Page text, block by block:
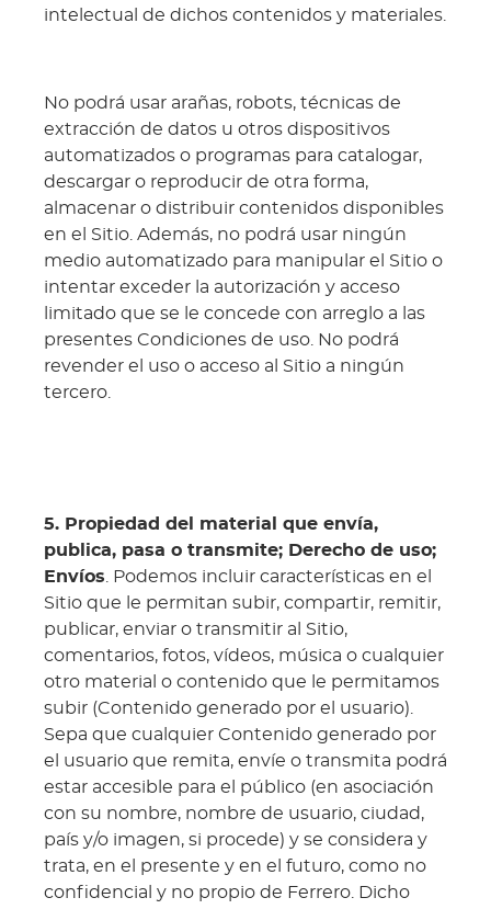
intelectual de dichos contenidos y materiales.
No podrá usar arañas, robots, técnicas de
extracción de datos u otros dispositivos
automatizados o programas para catalogar,
descargar o reproducir de otra forma,
almacenar o distribuir contenidos disponibles
en el Sitio. Además, no podrá usar ningún
medio automatizado para manipular el Sitio o
intentar exceder la autorización y acceso
limitado que se le concede con arreglo a las
presentes Condiciones de uso. No podrá
revender el uso o acceso al Sitio a ningún
tercero.
5. Propiedad del material que envía,
publica, pasa o transmite; Derecho de uso;
Envíos . Podemos incluir características en el
Sitio que le permitan subir, compartir, remitir,
publicar, enviar o transmitir al Sitio,
comentarios, fotos, vídeos, música o cualquier
otro material o contenido que le permitamos
subir (Contenido generado por el usuario).
Sepa que cualquier Contenido generado por
el usuario que remita, envíe o transmita podrá
estar accesible para el público (en asociación
con su nombre, nombre de usuario, ciudad,
país y/o imagen, si procede) y se considera y
trata, en el presente y en el futuro, como no
confidencial y no propio de Ferrero. Dicho